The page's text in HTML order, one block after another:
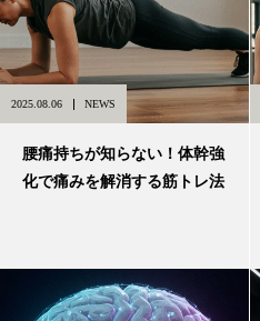
2025.08.06 NEWS
腰痛持ちが知らない！体幹強
化で痛みを解消する筋トレ法